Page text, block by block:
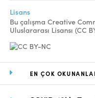
EN ÇOK
Lisans
Bu çalışma Creative
Uluslararası Lisansı (CC